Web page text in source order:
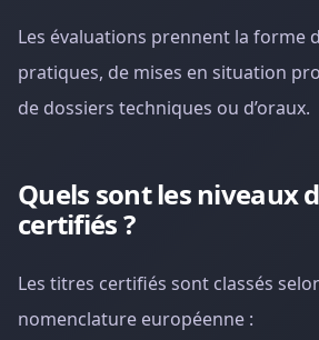
Les évaluations prennent la forme
pratiques, de mises en situation
de dossiers techniques ou d’oraux.
Quels sont les niveaux
certifiés ?
Les titres certifiés sont classés
nomenclature européenne :